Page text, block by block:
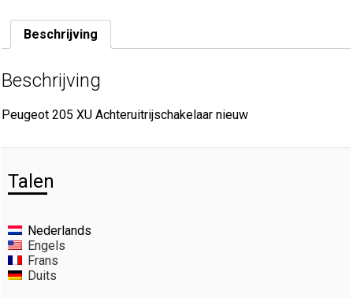
Beschrijving
Beschrijving
Peugeot 205 XU Achteruitrijschakelaar nieuw
Talen
Nederlands
Engels
Frans
Duits